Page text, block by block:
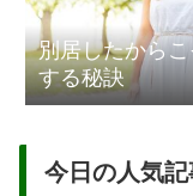
別居したから
する秘訣
今日の人気